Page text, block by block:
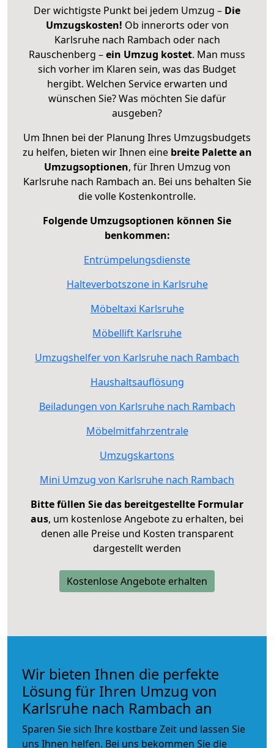
Der wichtigste Punkt bei jedem Umzug – Die
Umzugskosten! Ob innerorts oder von
Karlsruhe nach Rambach oder nach
Rauschenberg –ein Umzug kostet. Man muss
sich vorher im Klaren sein, was das Budget
hergibt. Welchen Service erwarten und
wünschen Sie? Was möchten Sie dafür
ausgeben?
Um Ihnen bei der Planung Ihres Umzugsbudgets
zu helfen, bieten wir Ihnen eine breite Palette an
Umzugsoptionen, für Ihren Umzug von
Karlsruhe nach Rambach an. Bei uns behalten Sie
die volle Kostenkontrolle.
Folgende Umzugsoptionen können Sie
benkommen:
Entrümpelungsdienste
Halteverbotszone in Karlsruhe
Möbeltaxi Karlsruhe
Möbellift Karlsruhe
Umzugshelfer von Karlsruhe nach Rambach
Haushaltsauflösung
Beiladungen von Karlsruhe nach Rambach
Möbelmitfahrzentrale
Umzugskartons
Mini Umzug von Karlsruhe nach Rambach
Bitte füllen Sie das bereitgestellte Formular
aus, um kostenlose Angebote zu erhalten, bei
denen alle Preise und Kosten transparent
dargestellt werden
Kostenlose Angebote erhalten
Wir bieten Ihnen die perfekte
Lösung für Ihren Umzug von
Karlsruhe nach Rambach an
Sparen Sie sich Ihre kostbare Zeit und lassen Sie
uns Ihnen helfen. Bei uns bekommen Sie die